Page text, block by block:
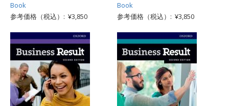
Book
参考価格（税込）: ¥3,850
Book
参考価格（税込）: ¥3,850